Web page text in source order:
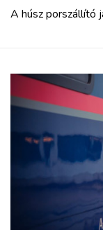
A húsz porszállító